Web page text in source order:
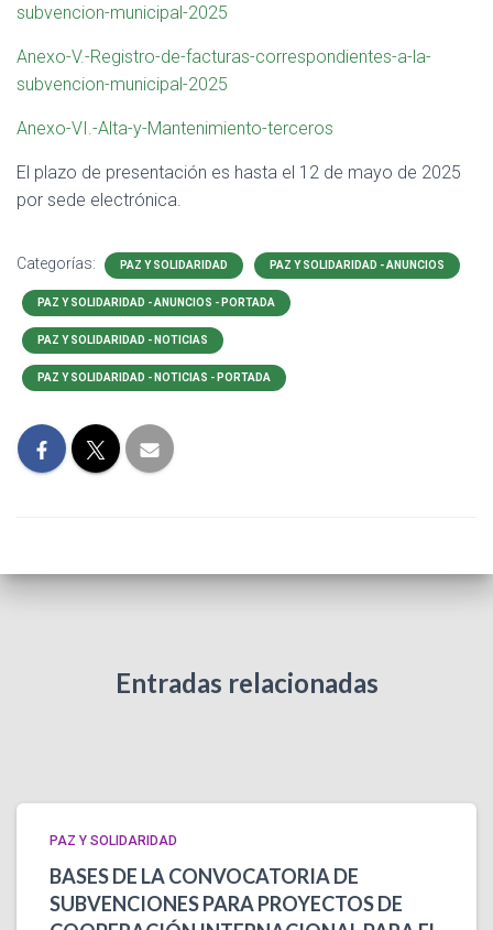
subvencion-municipal-2025
Anexo-V.-Registro-de-facturas-correspondientes-a-la-
subvencion-municipal-2025
Anexo-VI.-Alta-y-Mantenimiento-terceros
El plazo de presentación es hasta el 12 de mayo de 2025
por sede electrónica.
Categorías: PAZ Y SOLIDARIDAD PAZ Y SOLIDARIDAD - ANUNCIOS
PAZ Y SOLIDARIDAD - ANUNCIOS - PORTADA
PAZ Y SOLIDARIDAD - NOTICIAS
PAZ Y SOLIDARIDAD - NOTICIAS - PORTADA
Entradas relacionadas
PAZ Y SOLIDARIDAD
BASES DE LA CONVOCATORIA DE
SUBVENCIONES PARA PROYECTOS DE